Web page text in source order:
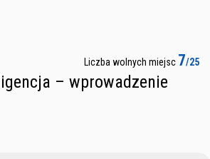
Liczba wolnych miejsc 7/25
– wprowadzenie